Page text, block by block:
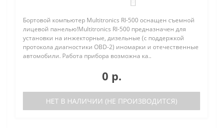
Бортовой компьютер Multitronics RI-500 оснащен съемной
лицевой панелью!Multitronics RI-500 предназначен для
установки на инжекторные, дизельные (с поддержкой
протокола диагностики OBD-2) иномарки и отечественные
автомобили. Работа прибора возможна ка..
0 р.
НЕТ В НАЛИЧИИ (НЕ ПРОИЗВОДИТСЯ)